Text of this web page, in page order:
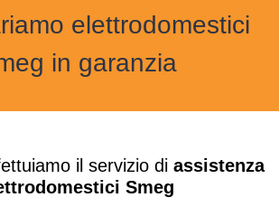
elettrodomestici
in garanzia
il servizio di assistenza
Smeg